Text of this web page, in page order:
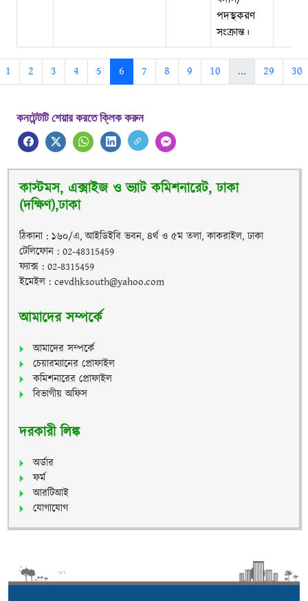
পদস্থকরণ
সংক্রান্ত।
1 2 3 4 5 6 7 8 9 10 ... 29 30
কনটেন্টটি শেয়ার করতে ক্লিক করুন
কাস্টমস, এক্সাইজ ও ভ্যাট কমিশনারেট, ঢাকা
(দক্ষিণ),ঢাকা
ঠিকানা : ১৬০/এ, আইডিইবি ভবন, ৪র্থ ও ৫ম তলা, কাকরাইল, ঢাকা
টেলিফোন : 02-48315459
ফ্যাক্স : 02-8315459
ইমেইল : cevdhksouth@yahoo.com
আমাদের সম্পর্কে
আমাদের সম্পর্কে
চেয়ারম্যানের প্রোফাইল
কমিশনারের প্রোফাইল
বিভাগীয় অফিস
দরকারী লিঙ্ক
অর্ডার
ফর্ম
আরটিআই
যোগাযোগ